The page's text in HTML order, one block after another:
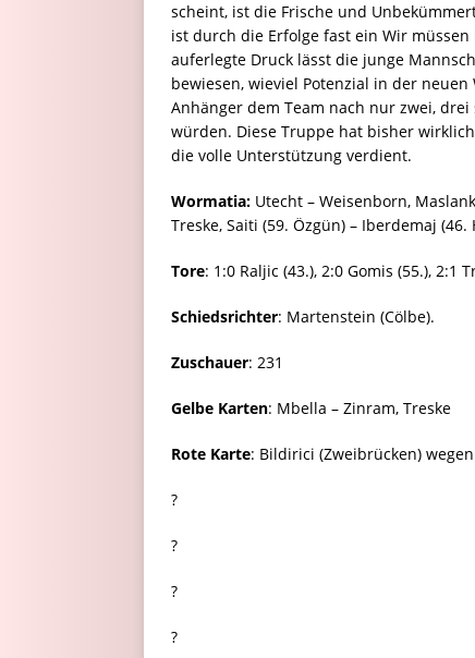
scheint, ist die Frische und
ist durch die Erfolge fast ein Wir
auferlegte Druck lässt die junge
bewiesen, wieviel Potenzial in der
Anhänger dem Team nach nur zwei,
würden. Diese Truppe hat bisher
die volle Unterstützung verdient.
Wormatia: Utecht – Weisenborn,
Treske, Saiti (59. Özgün) – Iberdemaj (46.
Tore: 1:0 Raljic (43.), 2:0 Gomis (55.), 2:1
Schiedsrichter: Martenstein (Cölbe).
Zuschauer: 231
Gelbe Karten: Mbella – Zinram, Treske
Rote Karte: Bildirici (Zweibrücken)
?
?
?
?